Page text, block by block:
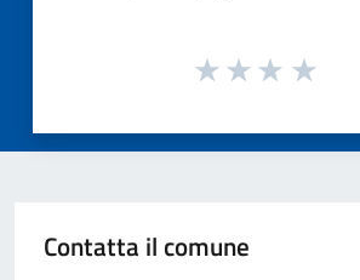
Contatta il comune